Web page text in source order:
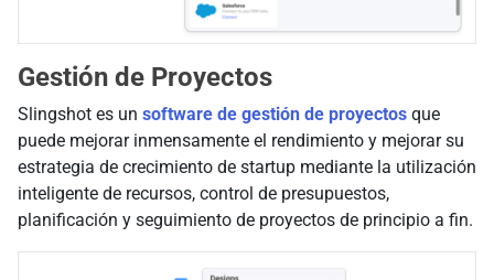
Gestión de Proyectos
Slingshot es un software de gestión de proyectos que
puede mejorar inmensamente el rendimiento y mejorar su
estrategia de crecimiento de startup mediante la utilización
inteligente de recursos, control de presupuestos,
planificación y seguimiento de proyectos de principio a fin.